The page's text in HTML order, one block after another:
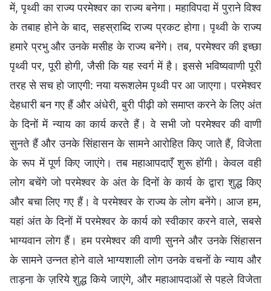
में, पृथ्वी का राज्य परमेश्वर का राज्य बनेगा। महाविपदा में पुराने विश्व
के तबाह होने के बाद, सहस्राब्दि राज्य प्रकट होगा। पृथ्वी के राज्य
हमारे प्रभु और उनके मसीह के राज्य बनेंगे। तब, परमेश्वर की इच्छा
पृथ्वी पर, पूरी होगी, जैसी कि यह स्वर्ग में है। इससे भविष्यवाणी पूरी
तरह से सच हो जाएगी: नया यरूशलेम पृथ्वी पर आ जाएगा। परमेश्वर
देहधारी बन गए हैं और अंधेरी, बुरी पीढ़ी को समाप्त करने के लिए अंत
के दिनों में न्याय का कार्य करते हैं। वे सभी जो परमेश्वर की वाणी
सुनते हैं और उनके सिंहासन के सामने आरोहित किए जाते हैं, विजेता
के रूप में पूर्ण किए जाएंगे। तब महाआपदाएँ शुरू होंगी। केवल वही
लोग बचेंगे जो परमेश्वर के अंत के दिनों के कार्य के द्वारा शुद्ध किए
और बचा लिए गए हैं। वे परमेश्वर के राज्य के लोग बनेंगे। आज हम,
यहां अंत के दिनों में परमेश्वर के कार्य को स्वीकार करने वाले, सबसे
भाग्यवान लोग हैं। हम परमेश्वर की वाणी सुनने और उनके सिंहासन
के सामने उन्नत होने वाले भाग्यशाली लोग उनके वचनों के न्याय और
ताड़ना के ज़रिये शुद्ध किये जाएंगे, और महाआपदाओं से पहले विजेता